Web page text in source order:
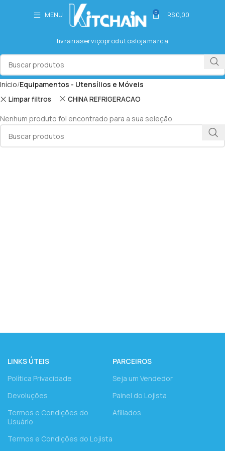
MENU 0 R$0,00
livrariaserviçoprodutoslojamarca
Início Equipamentos - Utensílios e Móveis
Limpar filtros CHINA REFRIGERACAO
Nenhum produto foi encontrado para a sua seleção.
LINKS ÚTEIS
Política Privacidade
Devoluções
Termos e Condições do
Usuário
Termos e Condições do Lojista
PARCEIROS
Seja um Vendedor
Painel do Lojista
Afiliados